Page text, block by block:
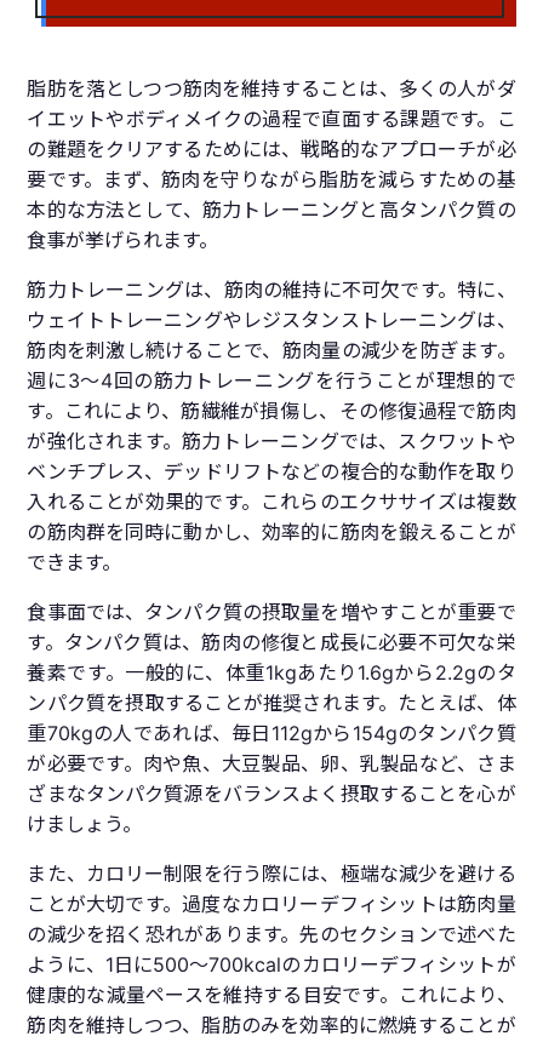
脂肪を落としつつ筋肉を維持することは、多くの人がダ
イエットやボディメイクの過程で直面する課題です。こ
の難題をクリアするためには、戦略的なアプローチが必
要です。まず、筋肉を守りながら脂肪を減らすための基
本的な方法として、筋力トレーニングと高タンパク質の
食事が挙げられます。
筋力トレーニングは、筋肉の維持に不可欠です。特に、
ウェイトトレーニングやレジスタンストレーニングは、
筋肉を刺激し続けることで、筋肉量の減少を防ぎます。
週に3〜4回の筋力トレーニングを行うことが理想的で
す。これにより、筋繊維が損傷し、その修復過程で筋肉
が強化されます。筋力トレーニングでは、スクワットや
ベンチプレス、デッドリフトなどの複合的な動作を取り
入れることが効果的です。これらのエクササイズは複数
の筋肉群を同時に動かし、効率的に筋肉を鍛えることが
できます。
食事面では、タンパク質の摂取量を増やすことが重要で
す。タンパク質は、筋肉の修復と成長に必要不可欠な栄
養素です。一般的に、体重1kgあたり1.6gから2.2gのタ
ンパク質を摂取することが推奨されます。たとえば、体
重70kgの人であれば、毎日112gから154gのタンパク質
が必要です。肉や魚、大豆製品、卵、乳製品など、さま
ざまなタンパク質源をバランスよく摂取することを心が
けましょう。
また、カロリー制限を行う際には、極端な減少を避ける
ことが大切です。過度なカロリーデフィシットは筋肉量
の減少を招く恐れがあります。先のセクションで述べた
ように、1日に500〜700kcalのカロリーデフィシットが
健康的な減量ペースを維持する目安です。これにより、
筋肉を維持しつつ、脂肪のみを効率的に燃焼することが